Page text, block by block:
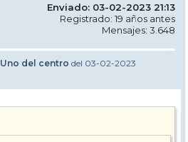
Enviado: 03-02-2023 21:13
Registrado: 19 años antes
Mensajes: 3.648
Uno del centro del 03-02-2023